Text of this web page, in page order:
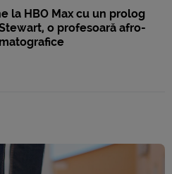
la HBO Max cu un prolog
o profesoară afro-